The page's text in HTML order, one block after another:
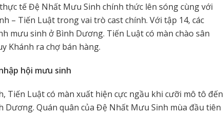
tế Đệ Nhất Mưu Sinh chính thức lên sóng cùng với
– Tiến Luật trong vai trò cast chính. Với tập 14, các
mưu sinh ở Bình Dương. Tiến Luật có màn chào sân
Khánh ra chợ bán hàng.
hội mưu sinh
Tiến Luật có màn xuất hiện cực ngầu khi cưỡi mô tô đến
Dương. Quán quân của Đệ Nhất Mưu Sinh mùa đầu tiên